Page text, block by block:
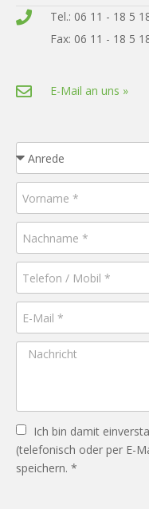
Tel.: 06 11 - 18 5
Fax: 06 11 - 18 5
E-Mail an uns »
Ich bin damit
(telefonisch oder per E-
speichern. *